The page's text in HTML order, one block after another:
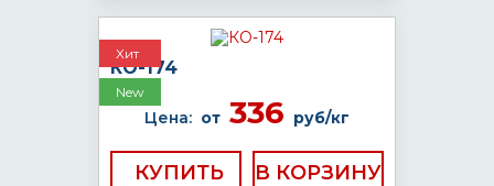
Хит
New
КО-174
Цена: от 336 руб/кг
КУПИТЬ